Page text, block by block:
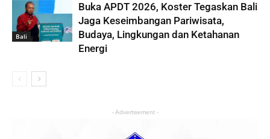
Bali
Buka APDT 2026, Koster Tegaskan Bali
Jaga Keseimbangan Pariwisata,
Budaya, Lingkungan dan Ketahanan
Energi
- Advertisement -